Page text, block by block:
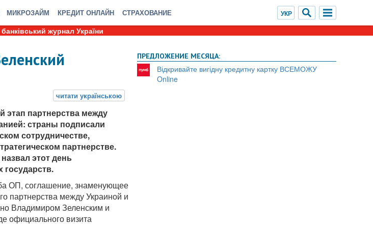
МИКРОЗАЙМ КРЕДИТ ОНЛАЙН СТРАХОВАНИЕ
журнал України
этап партнерства между
страны подписали
сотрудничестве,
партнерстве.
этот день
государств.
ОП, соглашение, знаменующее
партнерства между Украиной и
Владимиром Зеленским и
официального визита
ПРЕДЛОЖЕНИЕ МЕСЯЦА:
Відкривайте вигідну кредитну картку ВСЕМОЖУ
Online